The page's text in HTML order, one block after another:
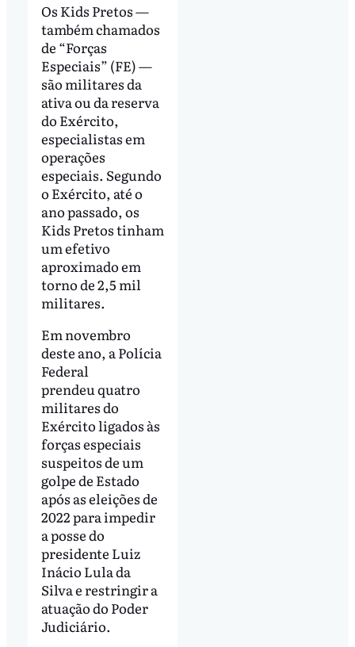
Os Kids Pretos —
também chamados
de “Forças
Especiais” (FE) —
são militares da
ativa ou da reserva
do Exército,
especialistas em
operações
especiais. Segundo
o Exército, até o
ano passado, os
Kids Pretos tinham
um efetivo
aproximado em
torno de 2,5 mil
militares.
Em novembro
deste ano, a Polícia
Federal
prendeu quatro
militares do
Exército ligados às
forças especiais
suspeitos de um
golpe de Estado
após as eleições de
2022 para impedir
a posse do
presidente Luiz
Inácio Lula da
Silva e restringir a
atuação do Poder
Judiciário.